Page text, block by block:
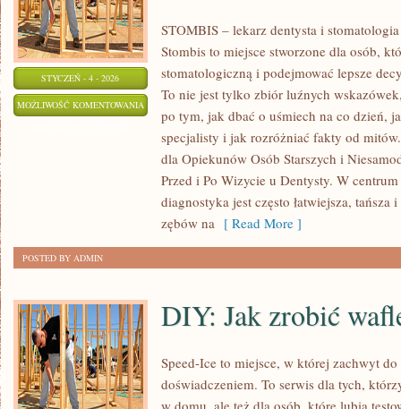
STYCZEŃ - 4 - 2026
MOŻLIWOŚĆ KOMENTOWANIA STOMATOLOGIA
ESTETYCZNA
STOMBIS – lekarz dentysta i
Stombis to miejsce stworzone dla osób,
stomatologiczną i podejmować lepsze
To nie jest tylko zbiór luźnych
po tym, jak dbać o uśmiech na co dzień,
specjalisty i jak rozróżniać fakty od
dla Opiekunów Osób Starszych i
Przed i Po Wizycie u Dentysty. W
diagnostyka jest często łatwiejsza, tańsza
zębów na [ Read More ]
POSTED BY ADMIN
DIY: Jak zrobić
Speed-Ice to miejsce, w której zachwyt
doświadczeniem. To serwis dla tych,
w domu, ale też dla osób, które lubią